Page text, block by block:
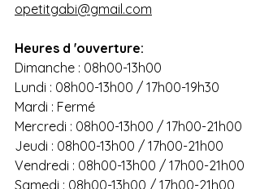
opetitgabi@gmail.com
Heures d 'ouverture:
Dimanche : 08h00-13h00
Lundi : 08h00-13h00 / 17h00-19h30
Mardi : Fermé
Mercredi : 08h00-13h00 / 17h00-21h00
Jeudi : 08h00-13h00 / 17h00-21h00
Vendredi : 08h00-13h00 / 17h00-21h00
Samedi : 08h00-13h00 / 17h00-21h00